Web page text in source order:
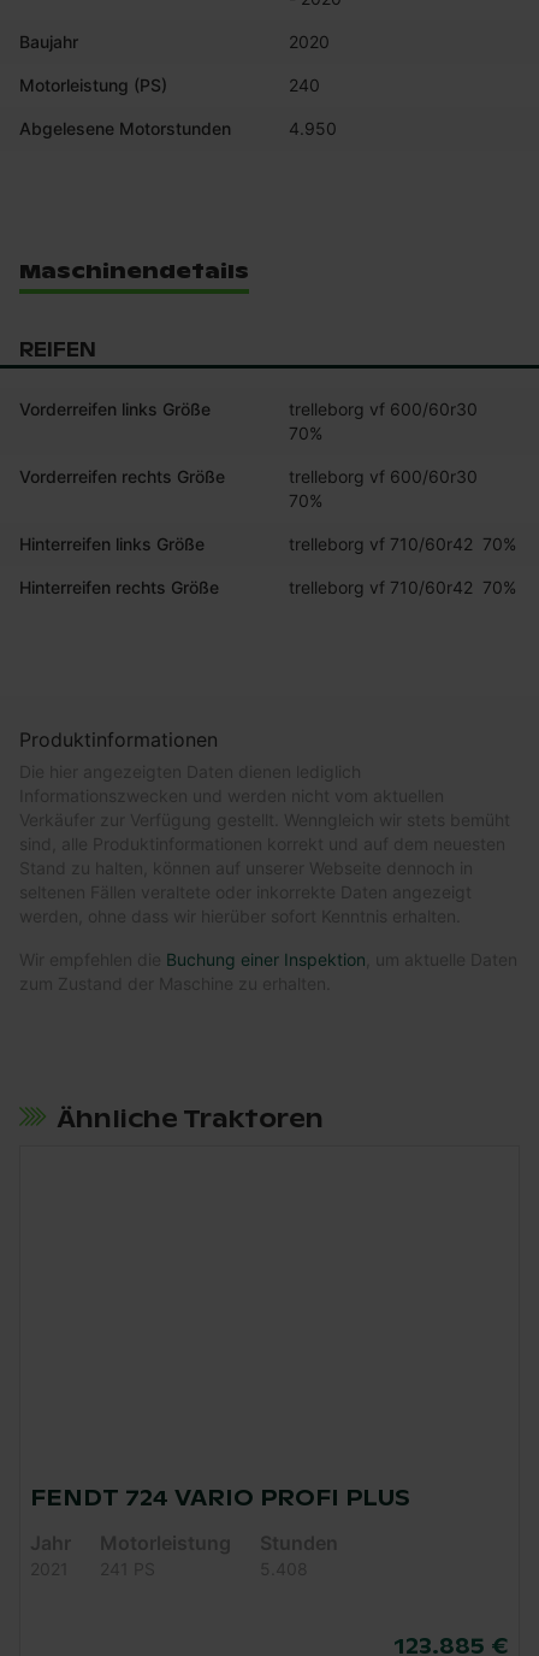
Baujahr 2020
Motorleistung (PS) 240
Abgelesene Motorstunden 4.950
Maschinendetails
REIFEN
Vorderreifen links Größe
trelleborg vf 600/60r30
70%
Vorderreifen rechts Größe
trelleborg vf 600/60r30
70%
Hinterreifen links Größe trelleborg vf 710/60r42  70%
Hinterreifen rechts Größe trelleborg vf 710/60r42  70%
Produktinformationen
Die hier angezeigten Daten dienen lediglich
Informationszwecken und werden nicht vom aktuellen
Verkäufer zur Verfügung gestellt. Wenngleich wir stets bemüht
sind, alle Produktinformationen korrekt und auf dem neuesten
Stand zu halten, können auf unserer Webseite dennoch in
seltenen Fällen veraltete oder inkorrekte Daten angezeigt
werden, ohne dass wir hierüber sofort Kenntnis erhalten.
Wir empfehlen die Buchung einer Inspektion , um aktuelle Daten
zum Zustand der Maschine zu erhalten.
Ähnliche Traktoren
FENDT 724 VARIO PROFI PLUS
Jahr
2021
Motorleistung
241 PS
Stunden
5.408
123.885 €